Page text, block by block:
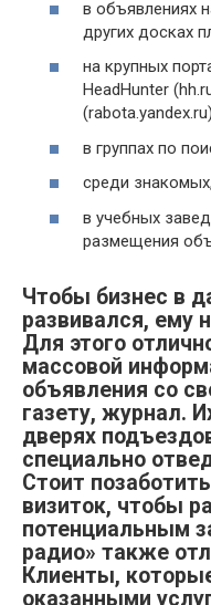
в объявлениях
других досках
на крупных
HeadHunter
в группах по
среди
в учебных
размещения
Чтобы бизнес в
развивался, ему
Для этого
массовой
объявления со
газету, журнал.
дверях
специально
Стоит
визиток, чтобы
потенциальным
радио» также
Клиенты,
оказанными